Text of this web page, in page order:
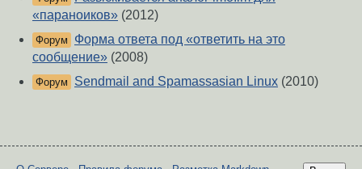
«параноиков» (2012)
Форум
Форма ответа под «ответить на это
сообщение» (2008)
Форум Sendmail and Spamassasian Linux (2010)